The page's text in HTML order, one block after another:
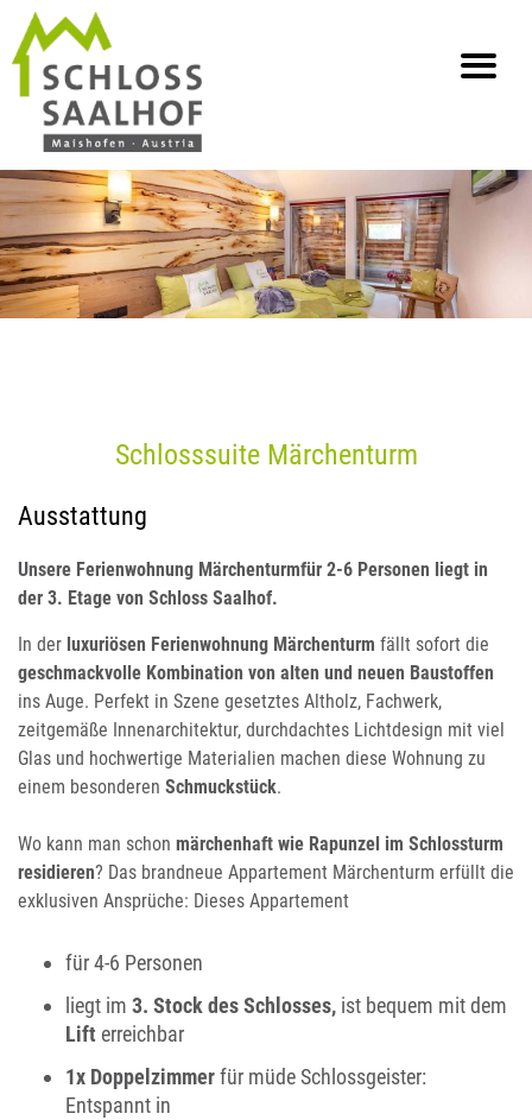
info@saalhof.at
Home Kontakt Impressum & Datenschutz Sitemap
Schlosssuite Märchenturm
Ausstattung
Unsere Ferienwohnung Märchenturmfür 2-6 Personen liegt in
der 3. Etage von Schloss Saalhof.
In der luxuriösen Ferienwohnung Märchenturm fällt sofort die
geschmackvolle Kombination von alten und neuen Baustoffen
ins Auge. Perfekt in Szene gesetztes Altholz, Fachwerk,
zeitgemäße Innenarchitektur, durchdachtes Lichtdesign mit viel
Glas und hochwertige Materialien machen diese Wohnung zu
einem besonderen Schmuckstück.
Wo kann man schon märchenhaft wie Rapunzel im Schlossturm
residieren? Das brandneue Appartement Märchenturm erfüllt die
exklusiven Ansprüche: Dieses Appartement
für 4-6 Personen
liegt im 3. Stock des Schlosses, ist bequem mit dem
Lift erreichbar
1x Doppelzimmerfür müde Schlossgeister:
Entspannt in